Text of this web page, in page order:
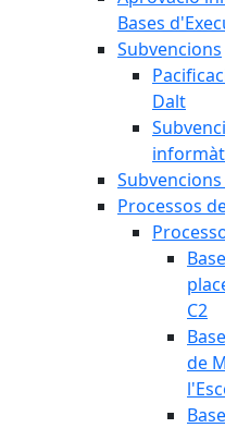
Bases
Subvencions
Dalt
Processos
C2
de